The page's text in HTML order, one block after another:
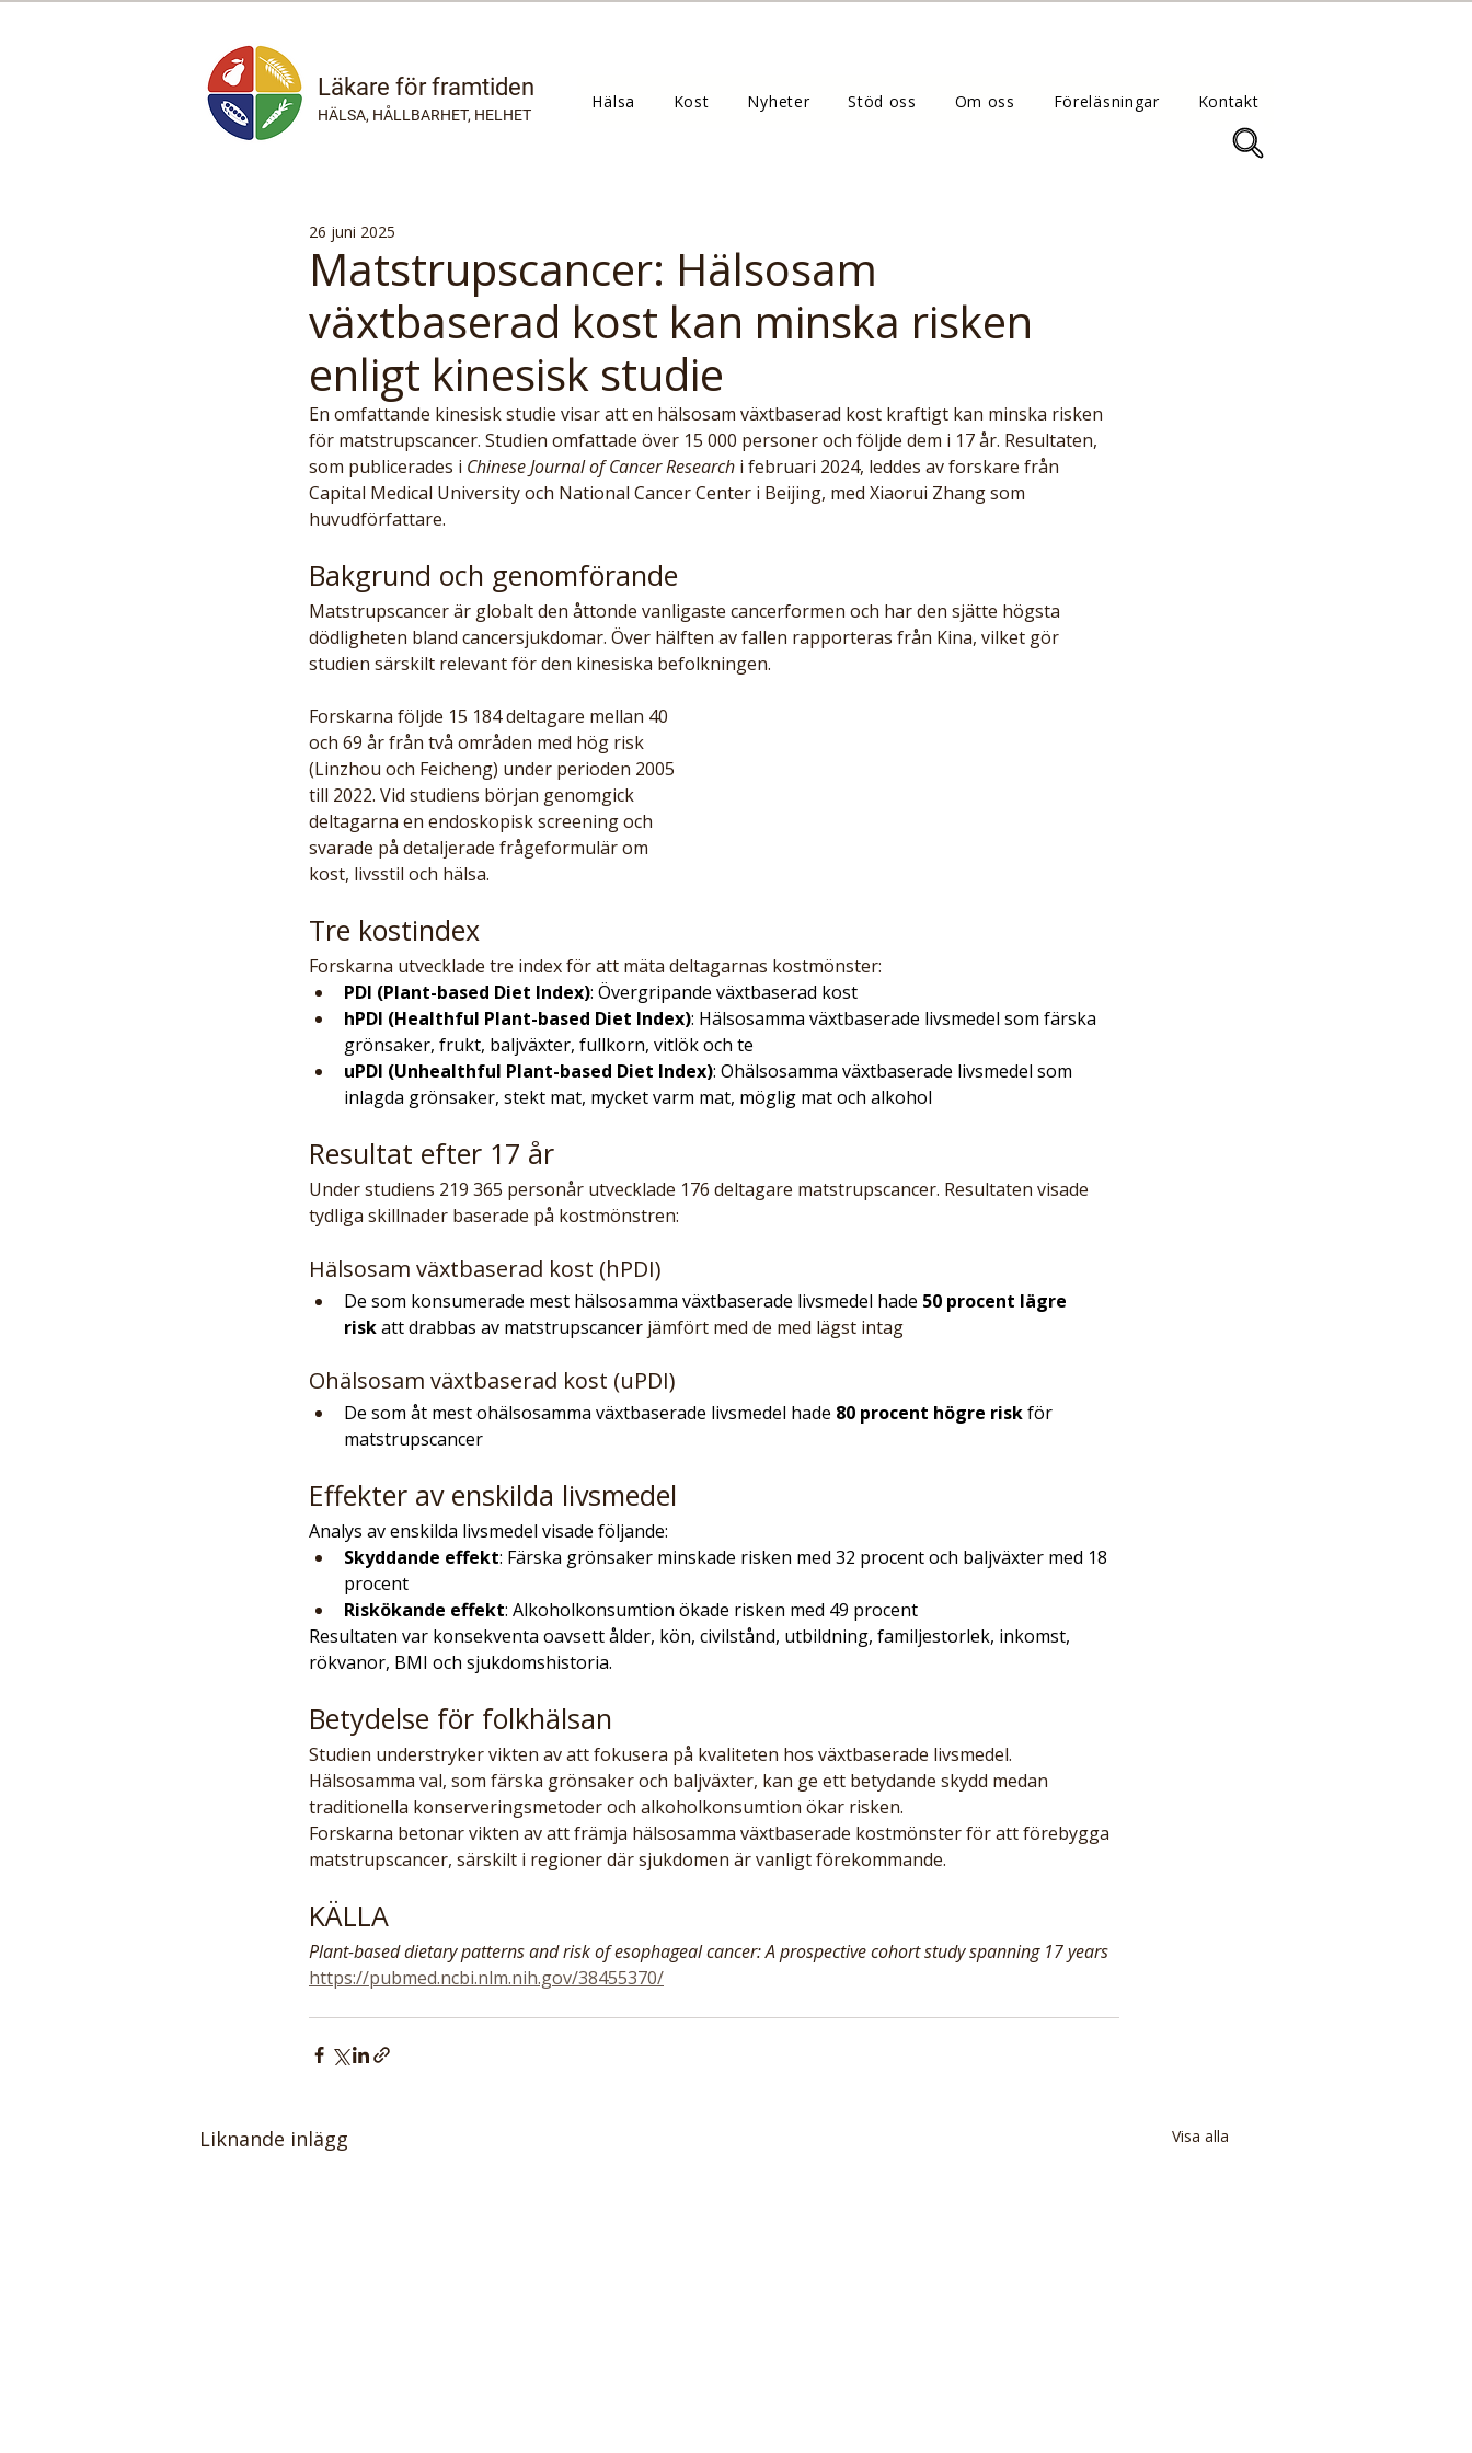
Läkare för framtiden
HÄLSA, HÅLLBARHET, HELHET
Hälsa Kost Nyheter Stöd oss Om oss Föreläsningar Kontakt
Matstrupscancer: Hälsosam
växtbaserad kost kan minska risken
enligt kinesisk studie
26 juni 2025
En omfattande kinesisk studie visar att en hälsosam växtbaserad kost kraftigt kan minska risken
för matstrupscancer. Studien omfattade över 15 000 personer och följde dem i 17 år. Resultaten,
som publicerades i Chinese Journal of Cancer Research i februari 2024, leddes av forskare från
Capital Medical University och National Cancer Center i Beijing, med Xiaorui Zhang som
huvudförfattare.
Bakgrund och genomförande
Matstrupscancer är globalt den åttonde vanligaste cancerformen och har den sjätte högsta
dödligheten bland cancersjukdomar. Över hälften av fallen rapporteras från Kina, vilket gör
studien särskilt relevant för den kinesiska befolkningen.
Forskarna följde 15 184 deltagare mellan 40
och 69 år från två områden med hög risk
(Linzhou och Feicheng) under perioden 2005
till 2022. Vid studiens början genomgick
deltagarna en endoskopisk screening och
svarade på detaljerade frågeformulär om
kost, livsstil och hälsa.
Tre kostindex
Forskarna utvecklade tre index för att mäta deltagarnas kostmönster:
PDI (Plant-based Diet Index): Övergripande växtbaserad kost
hPDI (Healthful Plant-based Diet Index): Hälsosamma växtbaserade livsmedel som färska
grönsaker, frukt, baljväxter, fullkorn, vitlök och te
uPDI (Unhealthful Plant-based Diet Index): Ohälsosamma växtbaserade livsmedel som
inlagda grönsaker, stekt mat, mycket varm mat, möglig mat och alkohol
Resultat efter 17 år
Under studiens 219 365 personår utvecklade 176 deltagare matstrupscancer. Resultaten visade
tydliga skillnader baserade på kostmönstren:
Hälsosam växtbaserad kost (hPDI)
De som konsumerade mest hälsosamma växtbaserade livsmedel hade 50 procent lägre
risk att drabbas av matstrupscancer jämfört med de med lägst intag
Ohälsosam växtbaserad kost (uPDI)
De som åt mest ohälsosamma växtbaserade livsmedel hade 80 procent högre risk för
matstrupscancer
Effekter av enskilda livsmedel
Analys av enskilda livsmedel visade följande:
Skyddande effekt: Färska grönsaker minskade risken med 32 procent och baljväxter med 18
procent
Riskökande effekt: Alkoholkonsumtion ökade risken med 49 procent
Resultaten var konsekventa oavsett ålder, kön, civilstånd, utbildning, familjestorlek, inkomst,
rökvanor, BMI och sjukdomshistoria.
Betydelse för folkhälsan
Studien understryker vikten av att fokusera på kvaliteten hos växtbaserade livsmedel.
Hälsosamma val, som färska grönsaker och baljväxter, kan ge ett betydande skydd medan
traditionella konserveringsmetoder och alkoholkonsumtion ökar risken.
Forskarna betonar vikten av att främja hälsosamma växtbaserade kostmönster för att förebygga
matstrupscancer, särskilt i regioner där sjukdomen är vanligt förekommande.
KÄLLA
Plant-based dietary patterns and risk of esophageal cancer: A prospective cohort study spanning 17 years
https://pubmed.ncbi.nlm.nih.gov/38455370/
Liknande inlägg Visa alla